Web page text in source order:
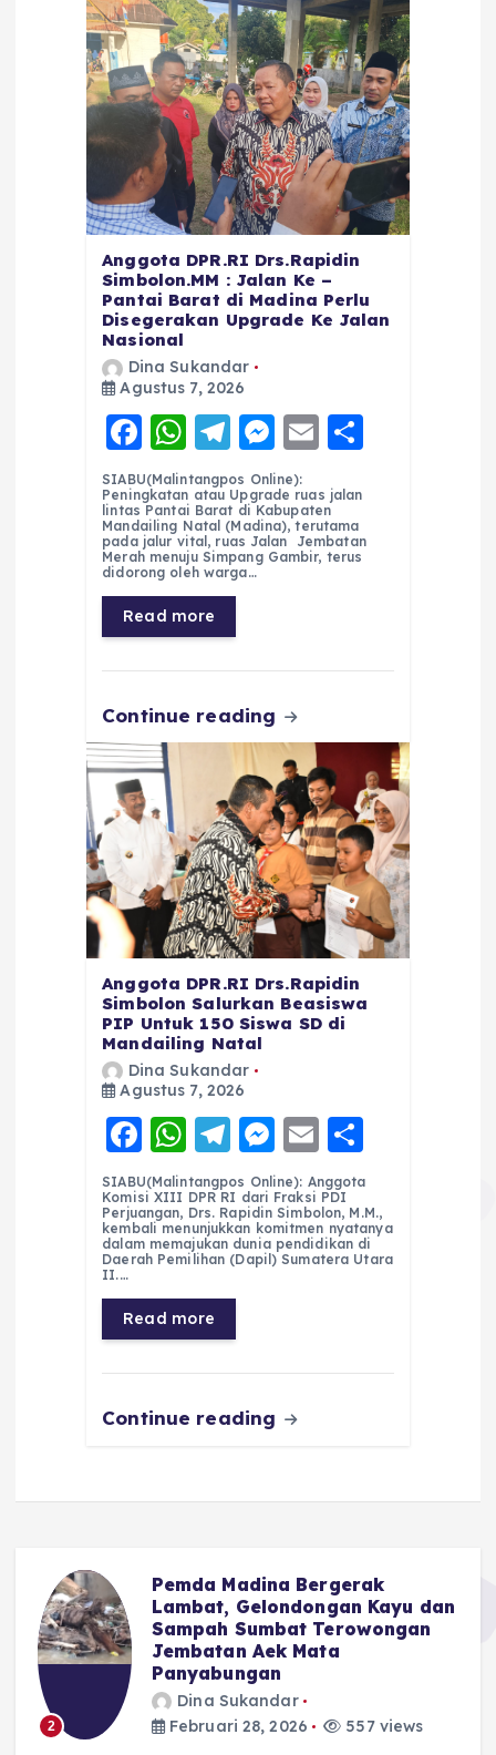
Anggota DPR.RI Drs.Rapidin
Simbolon.MM : Jalan Ke –
Pantai Barat di Madina Perlu
Disegerakan Upgrade Ke Jalan
Nasional
Dina Sukandar
Agustus 7, 2026
F
a
c
e
b
o
o
k
W
h
a
ts
A
p
p
T
el
e
g
r
a
m
M
e
ss
e
n
E
ai
l
re
SIABU(Malintangpos Online):
Peningkatan atau Upgrade ruas jalan
lintas Pantai Barat di Kabupaten
Mandailing Natal (Madina), terutama
pada jalur vital, ruas Jalan Jembatan
Merah menuju Simpang Gambir, terus
didorong oleh warga…
Read more
Continue reading
Anggota DPR.RI Drs.Rapidin
Simbolon Salurkan Beasiswa
PIP Untuk 150 Siswa SD di
Mandailing Natal
Dina Sukandar
Agustus 7, 2026
F
a
c
e
b
o
o
k
W
h
a
ts
A
p
p
T
el
e
g
r
a
m
M
e
ss
e
n
E
m
ai
l
h
a
re
SIABU(Malintangpos Online): Anggota
Komisi XIII DPR RI dari Fraksi PDI
Perjuangan, Drs. Rapidin Simbolon, M.M.,
kembali menunjukkan komitmen nyatanya
dalam memajukan dunia pendidikan di
Daerah Pemilihan (Dapil) Sumatera Utara
II.…
Read more
Continue reading
2
Pemda Madina Bergerak
Lambat, Gelondongan Kayu dan
Sampah Sumbat Terowongan
Jembatan Aek Mata
Panyabungan
Dina Sukandar
Februari 28, 2026
557 views